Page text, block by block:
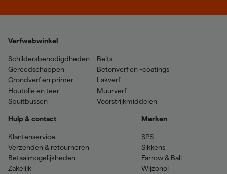
Verfwebwinkel
Schildersbenodigdheden
Gereedschappen
Grondverf en primer
Houtolie en teer
Spuitbussen
Beits
Betonverf en -coatings
Lakverf
Muurverf
Voorstrijkmiddelen
Hulp & contact
Klantenservice
Verzenden & retourneren
Betaalmogelijkheden
Zakelijk
Merken
SPS
Sikkens
Farrow & Ball
Wijzonol